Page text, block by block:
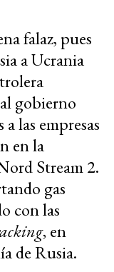
falaz, pues
a Ucrania
gobierno
las empresas
en la
Stream 2.
gas
con las
, en
de Rusia.